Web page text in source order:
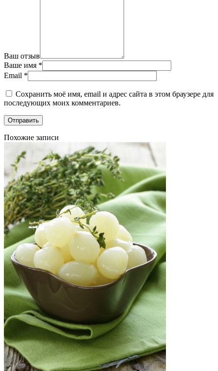
Ваш отзыв
Ваше имя *
Email *
Сохранить моё имя, email и адрес сайта в этом браузере для
последующих моих комментариев.
Похожие записи